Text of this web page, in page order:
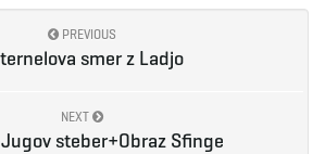
PREVIOUS
smer z Ladjo
NEXT
steber+Obraz Sfinge